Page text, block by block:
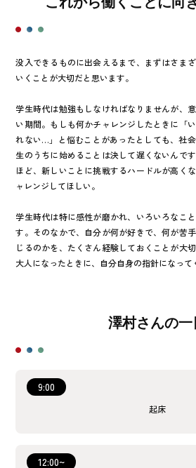
没入できるものに出会えるまで、まずはさま
いくことが大切だと思います。
学生時代は勉強もしなければなりませんが、
い期間。もしも何かチャレンジしたときに「
れない…」と悩むことがあったとしても、社
生のうちに始めることは決して遅くないんで
ほど、新しいことに挑戦するハードルが高く
ャレンジしてほしい。
学生時代は特に感性が磨かれ、いろいろなこ
す。そのなかで、自分が何が好きで、何が苦
じるのかを、たくさん経験しておくことが大
大人になったときに、自分自身の指針になって
澤村さんの一
9:00
起床
12:00~